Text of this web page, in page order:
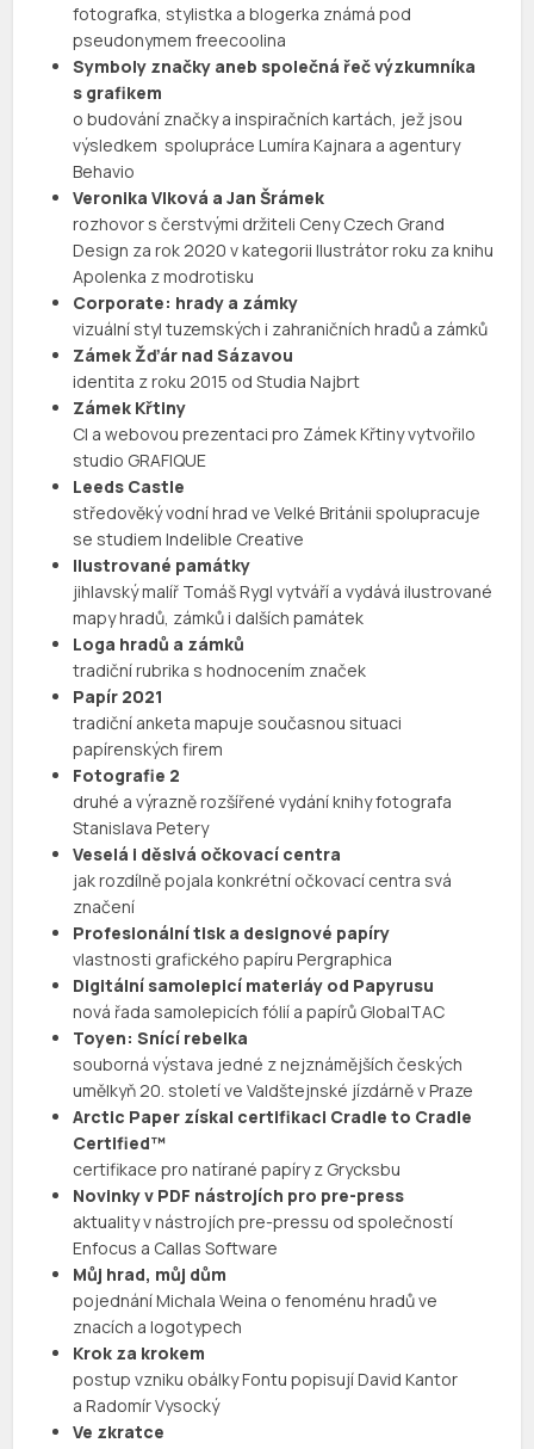
fotografka, stylistka a blogerka známá pod
pseudonymem freecoolina
Symboly značky aneb společná řeč výzkumníka
s grafikem
o budování značky a inspiračních kartách, jež jsou
výsledkem spolupráce Lumíra Kajnara a agentury
Behavio
Veronika Vlková a Jan Šrámek
rozhovor s čerstvými držiteli Ceny Czech Grand
Design za rok 2020 v kategorii Ilustrátor roku za knihu
Apolenka z modrotisku
Corporate: hrady a zámky
vizuální styl tuzemských i zahraničních hradů a zámků
Zámek Žďár nad Sázavou
identita z roku 2015 od Studia Najbrt
Zámek Křtiny
CI a webovou prezentaci pro Zámek Křtiny vytvořilo
studio GRAFIQUE
Leeds Castle
středověký vodní hrad ve Velké Británii spolupracuje
se studiem Indelible Creative
Ilustrované památky
jihlavský malíř Tomáš Rygl vytváří a vydává ilustrované
mapy hradů, zámků i dalších památek
Loga hradů a zámků
tradiční rubrika s hodnocením značek
Papír 2021
tradiční anketa mapuje současnou situaci
papírenských firem
Fotografie 2
druhé a výrazně rozšířené vydání knihy fotografa
Stanislava Petery
Veselá i děsivá očkovací centra
jak rozdílně pojala konkrétní očkovací centra svá
značení
Profesionální tisk a designové papíry
vlastnosti grafického papíru Pergraphica
Digitální samolepicí materiáy od Papyrusu
nová řada samolepicích fólií a papírů GlobalTAC
Toyen: Snící rebelka
souborná výstava jedné z nejznámějších českých
umělkyň 20. století ve Valdštejnské jízdárně v Praze
Arctic Paper získal certifikaci Cradle to Cradle
Certified™
certifikace pro natírané papíry z Grycksbu
Novinky v PDF nástrojích pro pre-press
aktuality v nástrojích pre-pressu od společností
Enfocus a Callas Software
Můj hrad, můj dům
pojednání Michala Weina o fenoménu hradů ve
znacích a logotypech
Krok za krokem
postup vzniku obálky Fontu popisují David Kantor
a Radomír Vysocký
Ve zkratce